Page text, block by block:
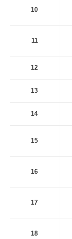
10
11
12
13
14
15
16
17
18